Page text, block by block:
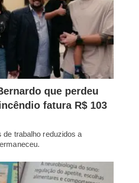
que perdeu
fatura R$ 103
de trabalho reduzidos a